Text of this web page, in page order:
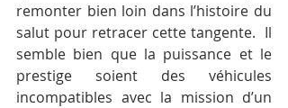
remonter bien loin dans l’histoire du
salut pour retracer cette tangente.  Il
semble bien que la puissance et le
prestige soient des véhicules
incompatibles avec la mission d’un